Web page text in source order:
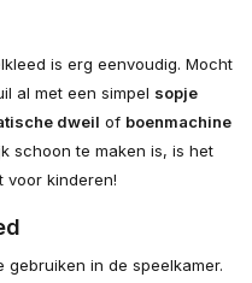
is erg eenvoudig. Mocht
al met een simpel sopje
dweil of boenmachine
schoon te maken is, is het
voor kinderen!
gebruiken in de speelkamer.